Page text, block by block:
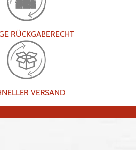
RÜCKGABERECHT
VERSAND